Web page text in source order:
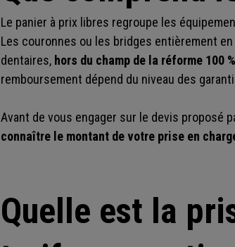
Le panier à prix libres regroupe les
Les couronnes ou les bridges entièrement
dentaires, hors du champ de la réforme 100
remboursement dépend du niveau des
Avant de vous engager sur le devis proposé
connaître le montant de votre prise en
Quelle est la